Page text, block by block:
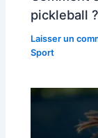
pickleball ?
Laisser un
Sport